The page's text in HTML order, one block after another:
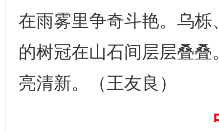
在雨雾里争奇斗艳。乌
的树冠在山石间层层叠
亮清新。（王友良）